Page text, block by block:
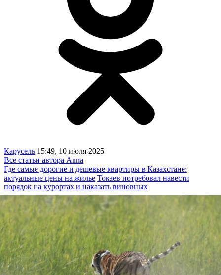
Карусель 15:49, 10 июля 2025
Все статьи автора Anna
Где самые дорогие и дешевые квартиры в Казахстане:
актуальные цены на жилье Токаев потребовал навести
порядок на курортах и наказать виновных